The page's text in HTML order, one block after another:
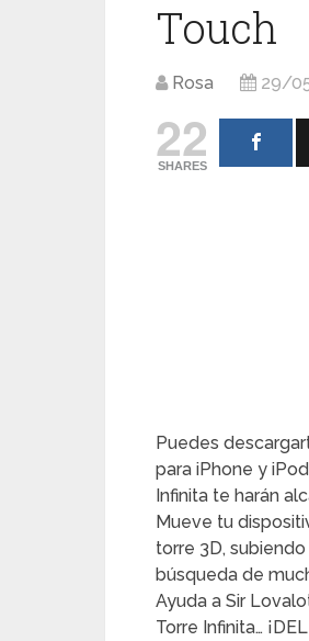
Touch
Rosa 29/
22
SHARES
Puedes
para iPhone y
Infinita te harán
Mueve tu
torre 3D,
búsqueda de
Ayuda a Sir
Torre Infinita…